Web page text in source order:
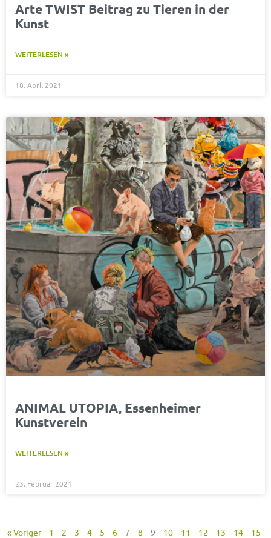
Arte TWIST Beitrag zu Tieren in der
Kunst
WEITERLESEN »
18. April 2021
ANIMAL UTOPIA, Essenheimer
Kunstverein
WEITERLESEN »
23. Februar 2021
« Voriger 1 2 3 4 5 6 7 8 9 10 11 12 13 14
15